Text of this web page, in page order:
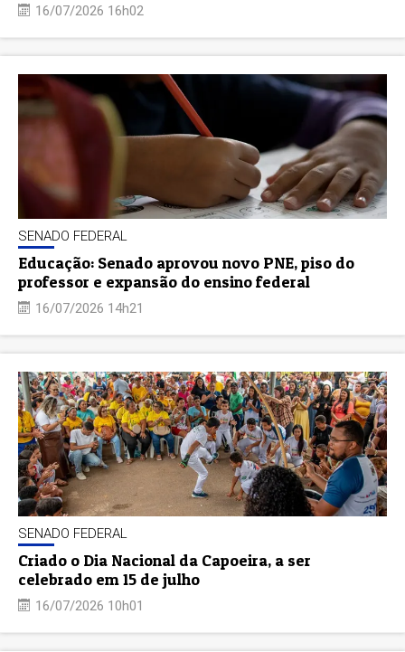
16/07/2026 16h02
SENADO FEDERAL
Educação: Senado aprovou novo PNE, piso do
professor e expansão do ensino federal
16/07/2026 14h21
SENADO FEDERAL
Criado o Dia Nacional da Capoeira, a ser
celebrado em 15 de julho
16/07/2026 10h01